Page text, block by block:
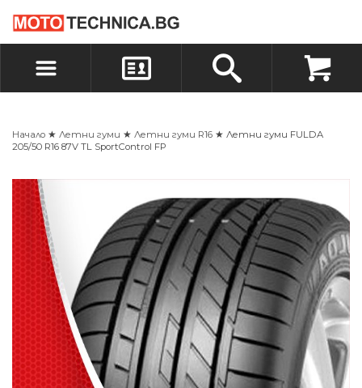
ВХОД
БЪРЗА ПОРЪЧКА ПОРЪЧКА
Начало ★ Летни гуми ★ Летни гуми R16 ★ Летни гуми FULDA
205/50 R16 87V TL SportControl FP